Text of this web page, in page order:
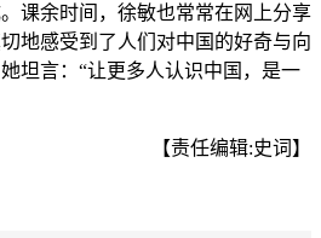
课余时间，徐敏也常常在网上分享
地感受到了人们对中国的好奇与向
坦言：“让更多人认识中国，是一
【责任编辑:史词】